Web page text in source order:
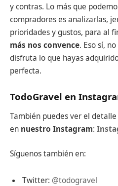
y contras. Lo más que
compradores es analizarlas,
prioridades y gustos, para al
más nos convence. Eso sí,
disfruta lo que hayas
perfecta.
TodoGravel en
También puedes ver el
en nuestro Instagram:
Síguenos también en:
Twitter: @todogravel